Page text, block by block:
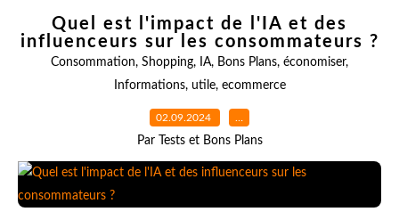
Quel est l'impact de l'IA et des
influenceurs sur les consommateurs ?
Consommation, Shopping, IA, Bons Plans, économiser,
Informations, utile, ecommerce
02.09.2024 …
Par Tests et Bons Plans